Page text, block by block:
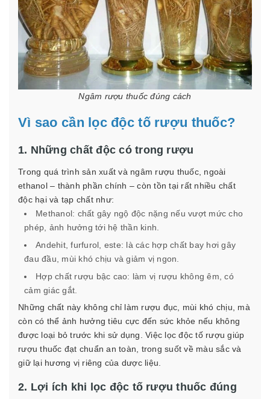
Ngâm rượu thuốc đúng cách
Vì sao cần lọc độc tố rượu thuốc?
1. Những chất độc có trong rượu
Trong quá trình sản xuất và ngâm rượu thuốc, ngoài
ethanol – thành phần chính – còn tồn tại rất nhiều chất
độc hại và tạp chất như:
Methanol: chất gây ngộ độc nặng nếu vượt mức cho
phép, ảnh hưởng tới hệ thần kinh.
Andehit, furfurol, este: là các hợp chất bay hơi gây
đau đầu, mùi khó chịu và giảm vị ngon.
Hợp chất rượu bậc cao: làm vị rượu không êm, có
cảm giác gắt.
Những chất này không chỉ làm rượu đục, mùi khó chịu, mà
còn có thể ảnh hưởng tiêu cực đến sức khỏe nếu không
được loại bỏ trước khi sử dụng. Việc lọc độc tố rượu giúp
rượu thuốc đạt chuẩn an toàn, trong suốt về màu sắc và
giữ lại hương vị riêng của dược liệu.
2. Lợi ích khi lọc độc tố rượu thuốc đúng